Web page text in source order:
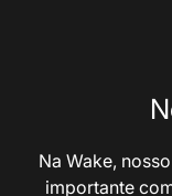
Na Wake,
importante